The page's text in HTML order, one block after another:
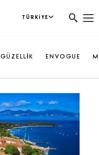
TÜRKIYE
GÜZELLİK ENVOGUE